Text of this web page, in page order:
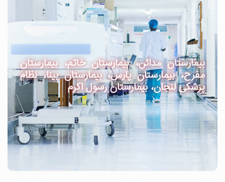
بیمارستان مدائن، بیمارستان خاتم، بیمارستان
مفرح، بیمارستان پارس، بیمارستان بینا، نظام
پزشکی لنجان، بیمارستان رسول اکرم